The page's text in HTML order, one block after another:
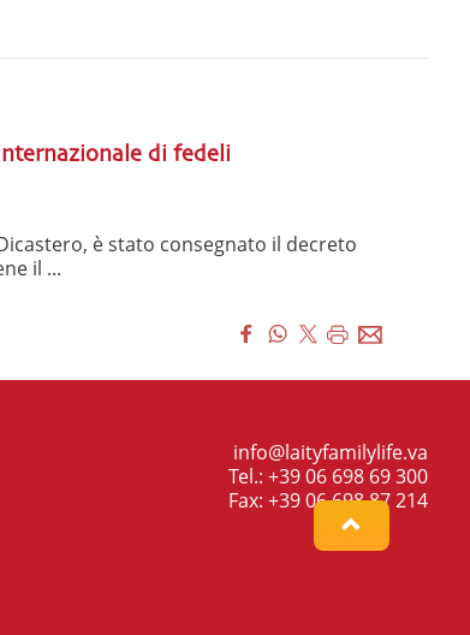
di fedeli
è stato consegnato il decreto
il ...
info@laityfamilylife.va
Tel.: +39 06 698 69 300
Fax: +39 06 698 87 214